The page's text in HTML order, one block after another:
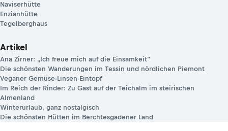
Naviserhütte
Enzianhütte
Tegelberghaus
Artikel
Ana Zirner: „Ich freue mich auf die Einsamkeit“
Die schönsten Wanderungen im Tessin und nördlichen Piemont
Veganer Gemüse-Linsen-Eintopf
Im Reich der Rinder: Zu Gast auf der Teichalm im steirischen
Almenland
Winterurlaub, ganz nostalgisch
Die schönsten Hütten im Berchtesgadener Land